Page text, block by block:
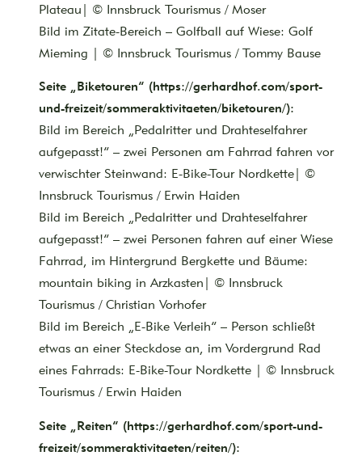
Plateau| © Innsbruck Tourismus / Moser
Bild im Zitate-Bereich – Golfball auf Wiese: Golf
Mieming | © Innsbruck Tourismus / Tommy Bause
Seite „Biketouren“ (https://gerhardhof.com/sport-
und-freizeit/sommeraktivitaeten/biketouren/):
Bild im Bereich „Pedalritter und Drahteselfahrer
aufgepasst!“ – zwei Personen am Fahrrad fahren vor
verwischter Steinwand: E-Bike-Tour Nordkette| ©
Innsbruck Tourismus / Erwin Haiden
Bild im Bereich „Pedalritter und Drahteselfahrer
aufgepasst!“ – zwei Personen fahren auf einer Wiese
Fahrrad, im Hintergrund Bergkette und Bäume:
mountain biking in Arzkasten| © Innsbruck
Tourismus / Christian Vorhofer
Bild im Bereich „E-Bike Verleih“ – Person schließt
etwas an einer Steckdose an, im Vordergrund Rad
eines Fahrrads: E-Bike-Tour Nordkette | © Innsbruck
Tourismus / Erwin Haiden
Seite „Reiten“ (https://gerhardhof.com/sport-und-
freizeit/sommeraktivitaeten/reiten/):